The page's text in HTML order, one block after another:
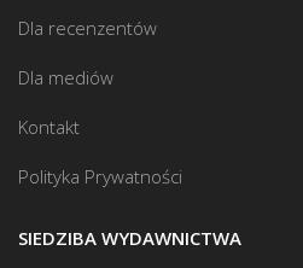
Dla recenzentów
Dla mediów
Kontakt
Polityka Prywatności
SIEDZIBA WYDAWNICTWA